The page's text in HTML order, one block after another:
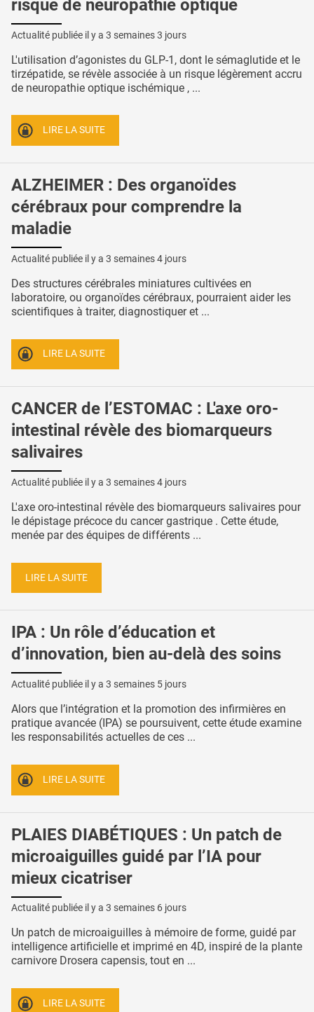
risque de neuropathie optique
Actualité publiée il y a 3 semaines 3 jours
L'utilisation d’agonistes du GLP-1, dont le sémaglutide et le
tirzépatide, se révèle associée à un risque légèrement accru
de neuropathie optique ischémique , ...
LIRE LA SUITE
ALZHEIMER : Des organoïdes
cérébraux pour comprendre la
maladie
Actualité publiée il y a 3 semaines 4 jours
Des structures cérébrales miniatures cultivées en
laboratoire, ou organoïdes cérébraux, pourraient aider les
scientifiques à traiter, diagnostiquer et ...
LIRE LA SUITE
CANCER de l’ESTOMAC : L'axe oro-
intestinal révèle des biomarqueurs
salivaires
Actualité publiée il y a 3 semaines 4 jours
L'axe oro-intestinal révèle des biomarqueurs salivaires pour
le dépistage précoce du cancer gastrique . Cette étude,
menée par des équipes de différents ...
LIRE LA SUITE
IPA : Un rôle d’éducation et
d’innovation, bien au-delà des soins
Actualité publiée il y a 3 semaines 5 jours
Alors que l’intégration et la promotion des infirmières en
pratique avancée (IPA) se poursuivent, cette étude examine
les responsabilités actuelles de ces ...
LIRE LA SUITE
PLAIES DIABÉTIQUES : Un patch de
microaiguilles guidé par l’IA pour
mieux cicatriser
Actualité publiée il y a 3 semaines 6 jours
Un patch de microaiguilles à mémoire de forme, guidé par
intelligence artificielle et imprimé en 4D, inspiré de la plante
carnivore Drosera capensis, tout en ...
LIRE LA SUITE